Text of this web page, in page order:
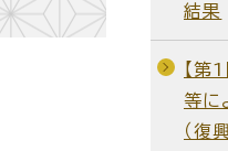
結果
【第
等に
（復